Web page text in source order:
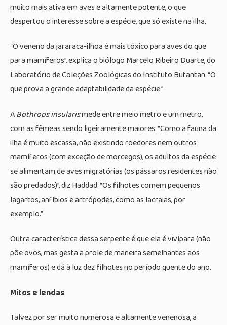
muito mais ativa em aves e altamente potente, o que
despertou o interesse sobre a espécie, que só existe na ilha.
“O veneno da jararaca-ilhoa é mais tóxico para aves do que
para mamíferos”, explica o biólogo Marcelo Ribeiro Duarte, do
Laboratório de Coleções Zoológicas do Instituto Butantan. “O
que prova a grande adaptabilidade da espécie.”
ABothrops insularismede entre meio metro e um metro,
com as fêmeas sendo ligeiramente maiores. “Como a fauna da
ilha é muito escassa, não existindo roedores nem outros
mamíferos (com exceção de morcegos), os adultos da espécie
se alimentam de aves migratórias (os pássaros residentes não
são predados)”, diz Haddad. “Os filhotes comem pequenos
lagartos, anfíbios e artrópodes, como as lacraias, por
exemplo.”
Outra característica dessa serpente é que ela é vivípara (não
põe ovos, mas gesta a prole de maneira semelhantes aos
mamíferos) e dá à luz dez filhotes no período quente do ano.
Mitos e lendas
Talvez por ser muito numerosa e altamente venenosa, a